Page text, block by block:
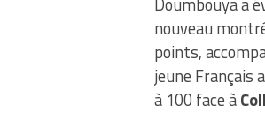
nouveau
points,
jeune Français
à 100 face à